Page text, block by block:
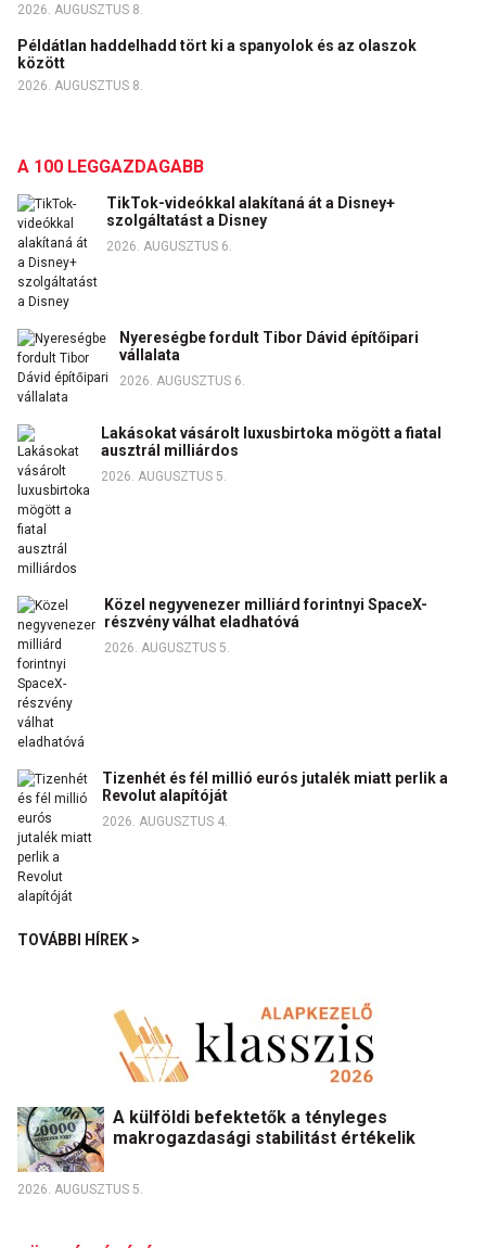
2026. AUGUSZTUS 8.
Példátlan haddelhadd tört ki a spanyolok és az olaszok
között
2026. AUGUSZTUS 8.
A 100 LEGGAZDAGABB
TikTok-videókkal alakítaná át a Disney+
szolgáltatást a Disney
2026. AUGUSZTUS 6.
Nyereségbe fordult Tibor Dávid építőipari
vállalata
2026. AUGUSZTUS 6.
Lakásokat vásárolt luxusbirtoka mögött a fiatal
ausztrál milliárdos
2026. AUGUSZTUS 5.
Közel negyvenezer milliárd forintnyi SpaceX-
részvény válhat eladhatóvá
2026. AUGUSZTUS 5.
Tizenhét és fél millió eurós jutalék miatt perlik a
Revolut alapítóját
2026. AUGUSZTUS 4.
TOVÁBBI HÍREK >
A külföldi befektetők a tényleges
makrogazdasági stabilitást értékelik
2026. AUGUSZTUS 5.